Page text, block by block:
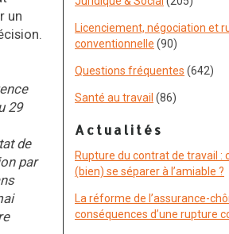
un
29
de
par
Licenciement, négociation et
conventionnelle (90)
Questions fréquentes (642)
Santé au travail (86)
Actualités
Rupture du contrat de travail :
(bien) se séparer à l’amiable ?
La réforme de l’assurance-
conséquences d’une rupture